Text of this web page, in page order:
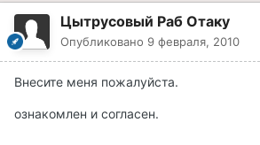
Цытрусовый Раб Отаку
Опубликовано 9 февраля, 2010
Внесите меня пожалуйста.
ознакомлен и согласен.